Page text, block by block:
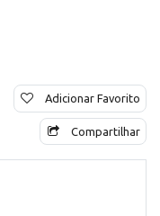
Adicionar Favorito
Compartilhar